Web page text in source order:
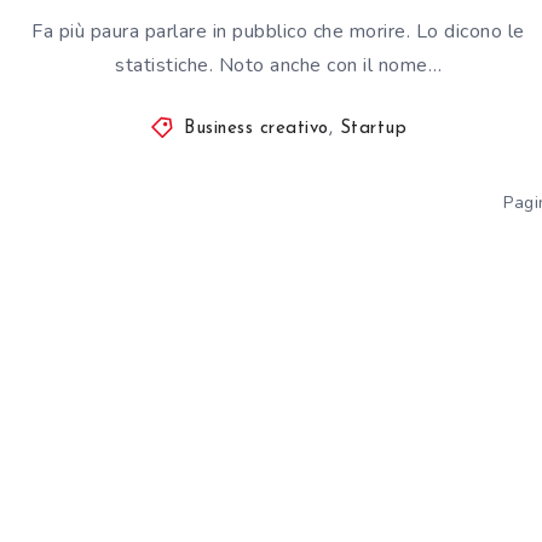
Fa più paura parlare in pubblico che morire. Lo dicono le
statistiche. Noto anche con il nome…
Business creativo , Startup